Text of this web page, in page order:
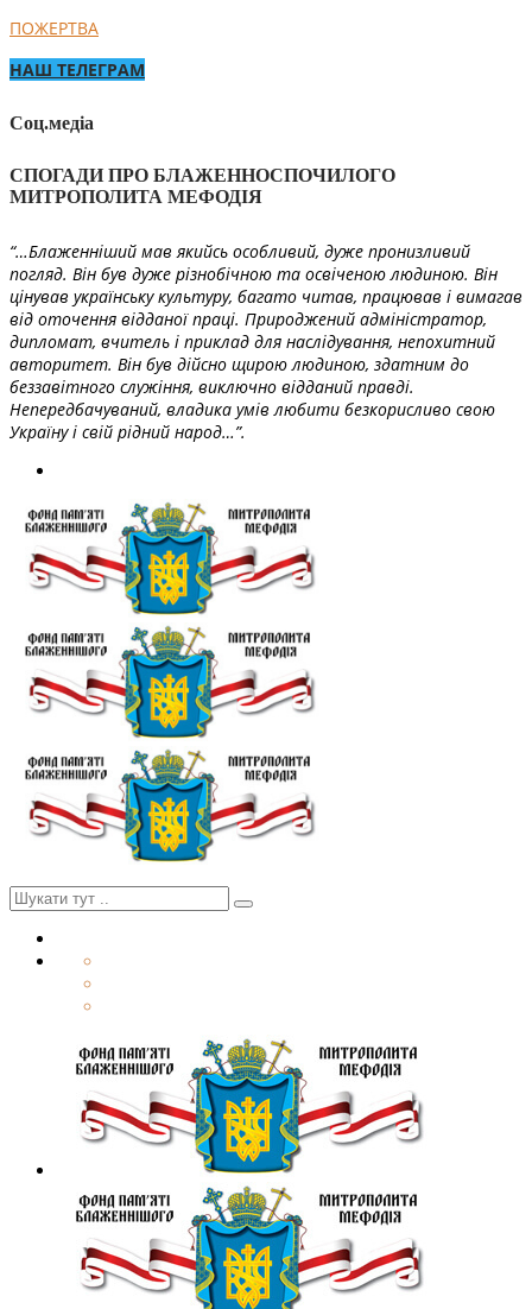
ПОЖЕРТВА
НАШ ТЕЛЕГРАМ
Соц.медіа
СПОГАДИ ПРО БЛАЖЕННОСПОЧИЛОГО
МИТРОПОЛИТА МЕФОДІЯ
“…Блаженніший мав якийсь особливий, дуже пронизливий
погляд. Він був дуже різнобічною та освіченою людиною. Він
цінував українську культуру, багато читав, працював і вимагав
від оточення відданої праці. Природжений адміністратор,
дипломат, вчитель і приклад для наслідування, непохитний
авторитет. Він був дійсно щирою людиною, здатним до
беззавітного служіння, виключно відданий правді.
Непередбачуваний, владика умів любити безкорисливо свою
Україну і свій рідний народ…”.